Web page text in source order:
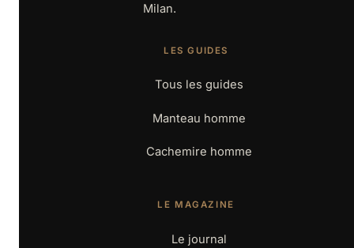
Milan.
LES GUIDES
Tous les guides
Manteau homme
Cachemire homme
LE MAGAZINE
Le journal